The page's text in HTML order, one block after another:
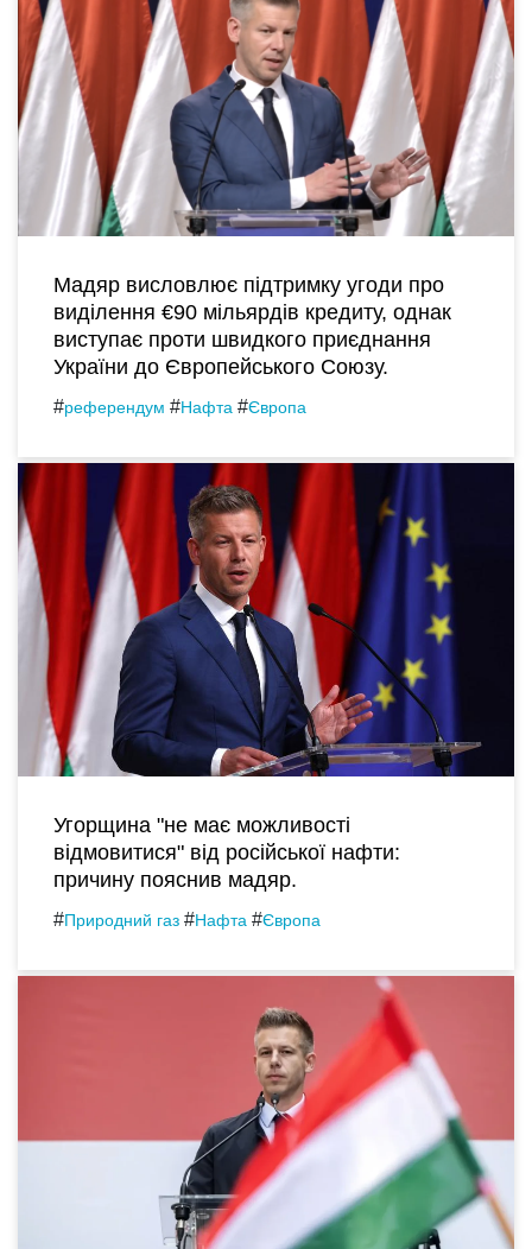
Мадяр висловлює підтримку угоди про
виділення €90 мільярдів кредиту, однак
виступає проти швидкого приєднання
України до Європейського Союзу.
#референдум #Нафта #Європа
Угорщина "не має можливості
відмовитися" від російської нафти:
причину пояснив мадяр.
#Природний газ #Нафта #Європа